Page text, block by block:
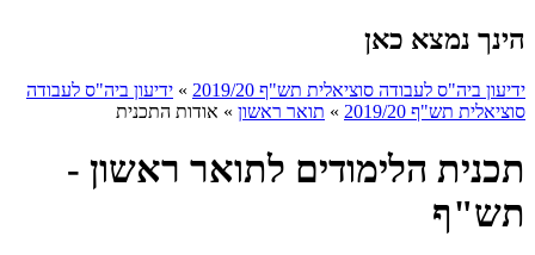
הינך נמצא כאן
ידיעון ביה"ס לעבודה סוציאלית תש"ף 2019/20 » ידיעון ביה"ס לעבודה
סוציאלית תש"ף 2019/20
» תואר ראשון » אודות התכנית
תכנית הלימודים לתואר ראשון -
תש"ף